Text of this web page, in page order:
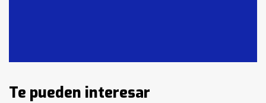
Identidad de los adolescentes
pampeanos que fueron
Te pueden interesar